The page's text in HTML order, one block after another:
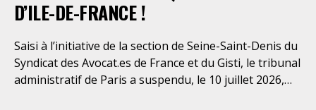
D’ILE-DE-FRANCE !
Saisi à l’initiative de la section de Seine-Saint-Denis du
Syndicat des Avocat.es de France et du Gisti, le tribunal
administratif de Paris a suspendu, le 10 juillet 2026,